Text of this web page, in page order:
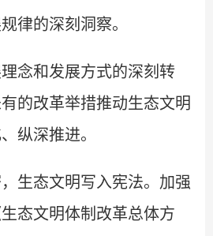
律的深刻洞察。
念和发展方式的深刻转
的改革举措推动生态文明
纵深推进。
生态文明写入宪法。加强
态文明体制改革总体方